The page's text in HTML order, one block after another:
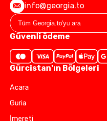
info@georgia.to
Güvenli ödeme
Gürcistan'ın Bölgeleri
Acara
Guria
İmereti